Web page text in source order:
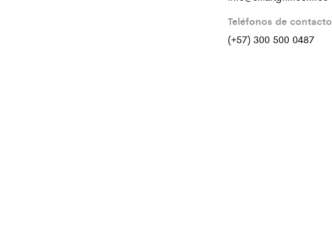
Teléfonos de contacto
(+57) 300 500 0487